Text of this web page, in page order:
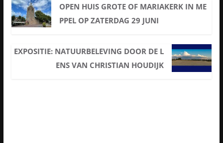
OPEN HUIS GROTE OF MARIAKERK IN ME
PPEL OP ZATERDAG 29 JUNI
EXPOSITIE: NATUURBELEVING DOOR DE L
ENS VAN CHRISTIAN HOUDIJK